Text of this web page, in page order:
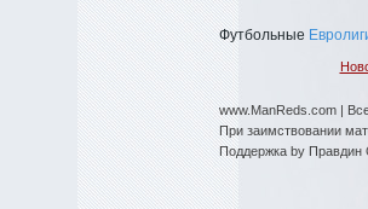
Футбольные
www.ManReds.com |
При заимствовании
Поддержка by Правдин